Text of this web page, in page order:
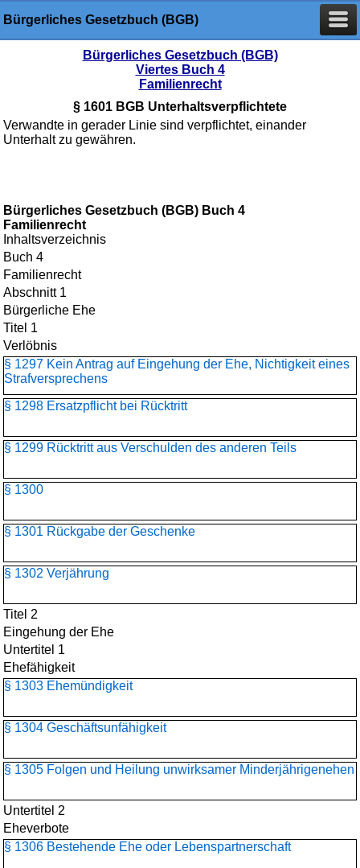
Bürgerliches Gesetzbuch (BGB)
Bürgerliches Gesetzbuch (BGB)
Viertes Buch 4
Familienrecht
§ 1601 BGB Unterhaltsverpflichtete
Verwandte in gerader Linie sind verpflichtet, einander
Unterhalt zu gewähren.
Bürgerliches Gesetzbuch (BGB) Buch 4
Familienrecht
Inhaltsverzeichnis
Buch 4
Familienrecht
Abschnitt 1
Bürgerliche Ehe
Titel 1
Verlöbnis
§ 1297 Kein Antrag auf Eingehung der Ehe, Nichtigkeit eines
Strafversprechens
§ 1298 Ersatzpflicht bei Rücktritt
§ 1299 Rücktritt aus Verschulden des anderen Teils
§ 1300
§ 1301 Rückgabe der Geschenke
§ 1302 Verjährung
Titel 2
Eingehung der Ehe
Untertitel 1
Ehefähigkeit
§ 1303 Ehemündigkeit
§ 1304 Geschäftsunfähigkeit
§ 1305 Folgen und Heilung unwirksamer Minderjährigenehen
Untertitel 2
Eheverbote
§ 1306 Bestehende Ehe oder Lebenspartnerschaft